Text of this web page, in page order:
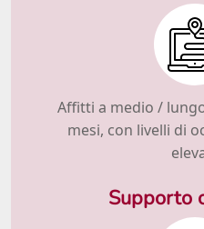
Affitti a medio /
mesi, con livelli di
Supporto